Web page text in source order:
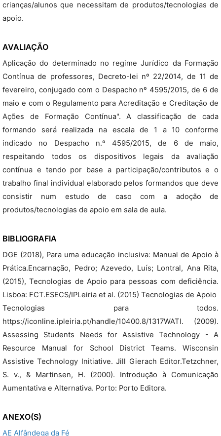
crianças/alunos que necessitam de produtos/tecnologias de
apoio.
AVALIAÇÃO
Aplicação do determinado no regime Jurídico da Formação
Contínua de professores, Decreto-lei nº 22/2014, de 11 de
fevereiro, conjugado com o Despacho nº 4595/2015, de 6 de
maio e com o Regulamento para Acreditação e Creditação de
Ações de Formação Contínua". A classificação de cada
formando será realizada na escala de 1 a 10 conforme
indicado no Despacho n.º 4595/2015, de 6 de maio,
respeitando todos os dispositivos legais da avaliação
contínua e tendo por base a participação/contributos e o
trabalho final individual elaborado pelos formandos que deve
consistir num estudo de caso com a adoção de
produtos/tecnologias de apoio em sala de aula.
BIBLIOGRAFIA
DGE (2018), Para uma educação inclusiva: Manual de Apoio à
Prática.Encarnação, Pedro; Azevedo, Luís; Lontral, Ana Rita,
(2015), Tecnologias de Apoio para pessoas com deficiência.
Lisboa: FCT.ESECS/IPLeiria et al. (2015) Tecnologias de Apoio 
Tecnologias para todos.
https://iconline.ipleiria.pt/handle/10400.8/1317WATI. (2009).
Assessing Students Needs for Assistive Technology - A
Resource Manual for School District Teams. Wisconsin
Assistive Technology Initiative. Jill Gierach Editor.Tetzchner,
S. v., & Martinsen, H. (2000). Introdução à Comunicação
Aumentativa e Alternativa. Porto: Porto Editora.
ANEXO(S)
AE Alfândega da Fé